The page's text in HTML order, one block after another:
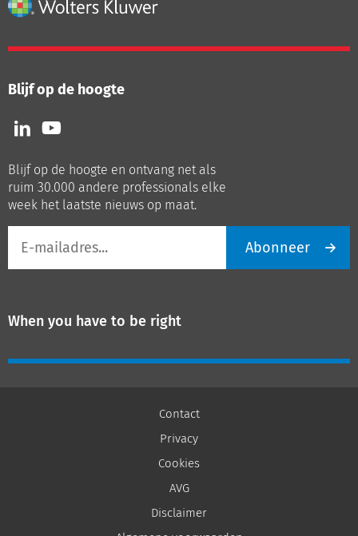
Blijf op de hoogte
Volg
ons
LinkedIn
Volg
ons
Youtube
Blijf op de hoogte en ontvang net als
ruim 30.000 andere professionals elke
week het laatste nieuws op maat.
mailadres
Abonneer
When you have to be right
Contact
Privacy
Cookies
AVG
Disclaimer